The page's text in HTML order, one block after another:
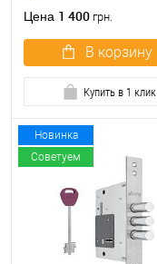
Цена 1 400 грн.
В корзину
Купить в 1 клик
Новинка
Советуем